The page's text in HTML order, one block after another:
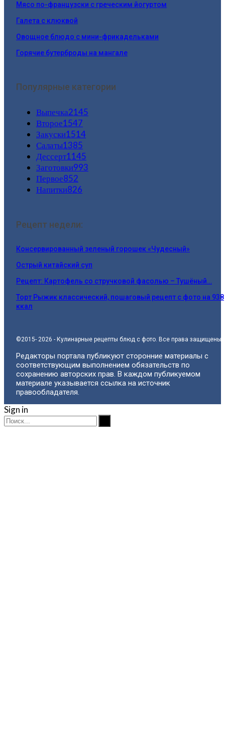
Мясо по-французски с греческим йогуртом
Галета с клюквой
Овощное блюдо с мини-фрикадельками
Горячие бутерброды на мангале
Популярные категории
Выпечка2145
Второе1547
Закуски1514
Салаты1385
Дессерт1145
Заготовки993
Первое852
Напитки826
Рецепт недели:
Консервированный зеленый горошек «Чудесный»
Острый китайский суп
Рецепт: Картофель со стручковой фасолью – Тушёный…
Торт Рыжик классический, пошаговый рецепт с фото на 938
ккал
©2015- 2026 - Кулинарные рецепты блюд с фото. Все права защищены.
Редакторы портала публикуют сторонние материалы с
соответствующим выполнением обязательств по
сохранению авторских прав. В каждом публикуемом
материале указывается ссылка на источник
правообладателя.
Sign in